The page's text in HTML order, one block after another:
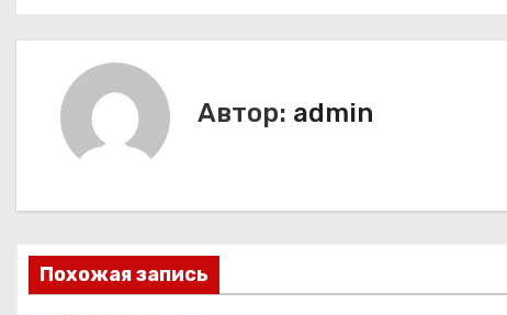
ц
и
Автор: admin
Похожая запись